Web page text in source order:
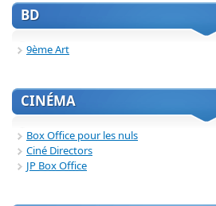
BD
9ème Art
CINÉMA
Box Office pour les nuls
Ciné Directors
JP Box Office